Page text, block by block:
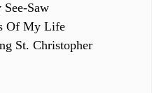
Saw
Of My Life
St. Christopher